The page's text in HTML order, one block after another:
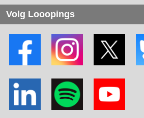
Volg Looopings